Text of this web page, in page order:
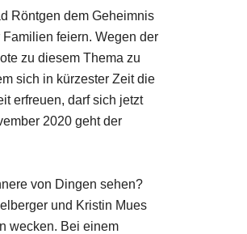
Röntgen dem Geheimnis
feiern. Wegen der
zu diesem Thema zu
sich in kürzester Zeit die
erfreuen, darf sich jetzt
2020 geht der
von Dingen sehen?
und Kristin Mues
wecken. Bei einem